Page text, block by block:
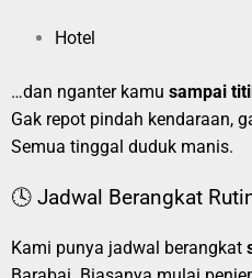
Hotel
…dan nganter kamu sampai
Gak repot pindah kendaraan,
Semua tinggal duduk manis.
🕓 Jadwal Berangkat
Kami punya jadwal berangkat